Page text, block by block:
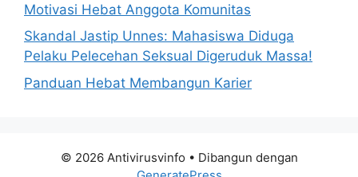
Motivasi Hebat Anggota Komunitas
Skandal Jastip Unnes: Mahasiswa Diduga
Pelaku Pelecehan Seksual Digeruduk Massa!
Panduan Hebat Membangun Karier
© 2026 Antivirusvinfo • Dibangun dengan